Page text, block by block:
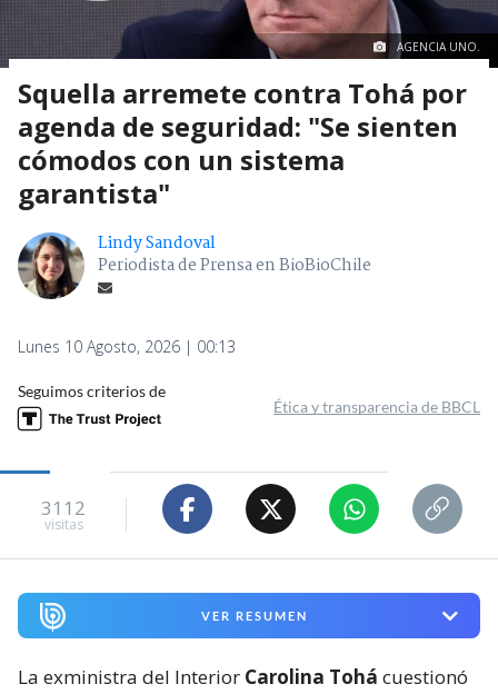
AGENCIA UNO.
Squella arremete contra Tohá por
agenda de seguridad: "Se sienten
cómodos con un sistema
garantista"
Lindy Sandoval
Periodista de Prensa en BioBioChile
Lunes 10 Agosto, 2026 | 00:13
Seguimos criterios de
Ética y transparencia de BBCL
3112
visitas
VER RESUMEN
La exministra del Interior Carolina Tohá cuestionó